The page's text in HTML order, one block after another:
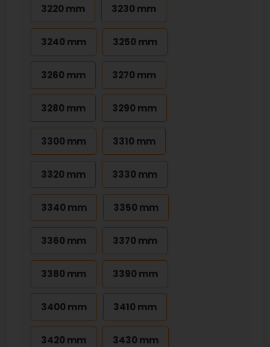
3220 mm 3230 mm
3240 mm 3250 mm
3260 mm 3270 mm
3280 mm 3290 mm
3300 mm 3310 mm
3320 mm 3330 mm
3340 mm 3350 mm
3360 mm 3370 mm
3380 mm 3390 mm
3400 mm 3410 mm
3420 mm 3430 mm